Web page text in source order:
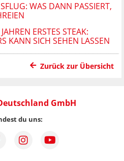
WAS DANN PASSIERT,
ERSTES STEAK:
KANN SICH SEHEN LASSEN
Zurück zur Übersicht
GmbH
du uns: